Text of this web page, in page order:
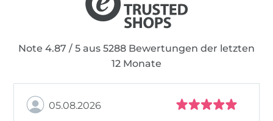
Note 4.87 / 5 aus 5288 Bewertungen der letzten
12 Monate
05.08.2026